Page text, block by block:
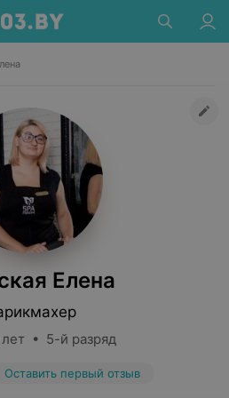
Елена
• 5-й разряд
Оставить первый отзыв